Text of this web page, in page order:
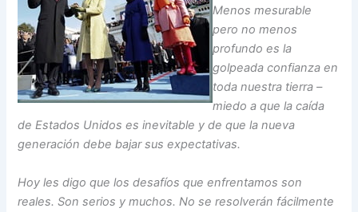
Menos mesurable
pero no menos
profundo es la
golpeada confianza en
toda nuestra tierra –
miedo a que la caída
de Estados Unidos es inevitable y de que la nueva
generación debe bajar sus expectativas.
Hoy les digo que los desafíos que enfrentamos son
reales. Son serios y muchos. No se resolverán fácilmente